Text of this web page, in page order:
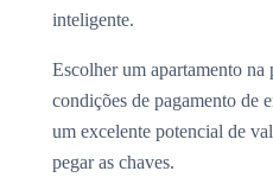
inteligente.
Escolher um apartamento na
condições de pagamento de
um excelente potencial de
pegar as chaves.